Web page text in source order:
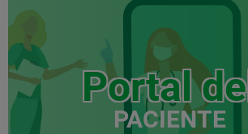
Portal del
PACIENTE